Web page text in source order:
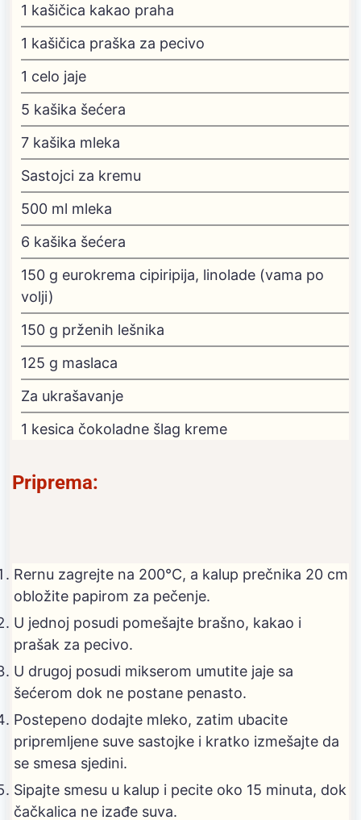
1 kašičica kakao praha
1 kašičica praška za pecivo
1 celo jaje
5 kašika šećera
7 kašika mleka
Sastojci za kremu
500 ml mleka
6 kašika šećera
150 g eurokrema cipiripija, linolade (vama po
volji)
150 g prženih lešnika
125 g maslaca
Za ukrašavanje
1 kesica čokoladne šlag kreme
Priprema:
Rernu zagrejte na 200°C, a kalup prečnika 20 cm
obložite papirom za pečenje.
U jednoj posudi pomešajte brašno, kakao i
prašak za pecivo.
U drugoj posudi mikserom umutite jaje sa
šećerom dok ne postane penasto.
Postepeno dodajte mleko, zatim ubacite
pripremljene suve sastojke i kratko izmešajte da
se smesa sjedini.
Sipajte smesu u kalup i pecite oko 15 minuta, dok
čačkalica ne izađe suva.